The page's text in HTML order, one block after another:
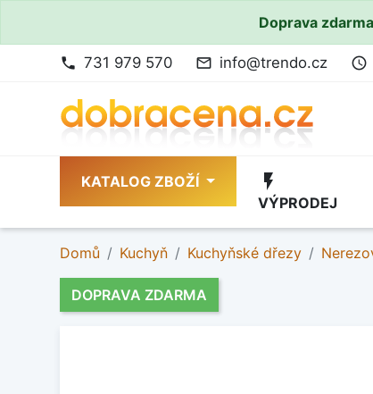
Doprava
phone 731 979 570 mail_outline info@trendo.cz access_time
KATALOG ZBOŽÍ flash_on
VÝPRODEJ
Domů Kuchyň Kuchyňské dřezy
DOPRAVA ZDARMA